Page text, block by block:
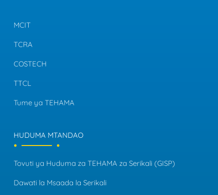
MCIT
TCRA
COSTECH
TTCL
Tume ya TEHAMA
HUDUMA MTANDAO
Tovuti ya Huduma za TEHAMA za Serikali (GISP)
Dawati la Msaada la Serikali